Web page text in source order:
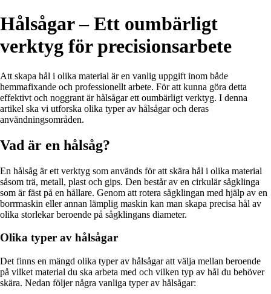
Hålsågar – Ett oumbärligt
verktyg för precisionsarbete
Att skapa hål i olika material är en vanlig uppgift inom både
hemmafixande och professionellt arbete. För att kunna göra detta
effektivt och noggrant är hålsågar ett oumbärligt verktyg. I denna
artikel ska vi utforska olika typer av hålsågar och deras
användningsområden.
Vad är en hålsåg?
En hålsåg är ett verktyg som används för att skära hål i olika material
såsom trä, metall, plast och gips. Den består av en cirkulär sågklinga
som är fäst på en hållare. Genom att rotera sågklingan med hjälp av en
borrmaskin eller annan lämplig maskin kan man skapa precisa hål av
olika storlekar beroende på sågklingans diameter.
Olika typer av hålsågar
Det finns en mängd olika typer av hålsågar att välja mellan beroende
på vilket material du ska arbeta med och vilken typ av hål du behöver
skära. Nedan följer några vanliga typer av hålsågar: